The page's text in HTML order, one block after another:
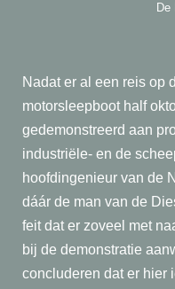
De
Nadat er al een reis op
motorsleepboot half
gedemonstreerd aan
industriële- en de
hoofdingenieur van de
dáár de man van de
feit dat er zoveel met
bij de demonstratie
concluderen dat er hier